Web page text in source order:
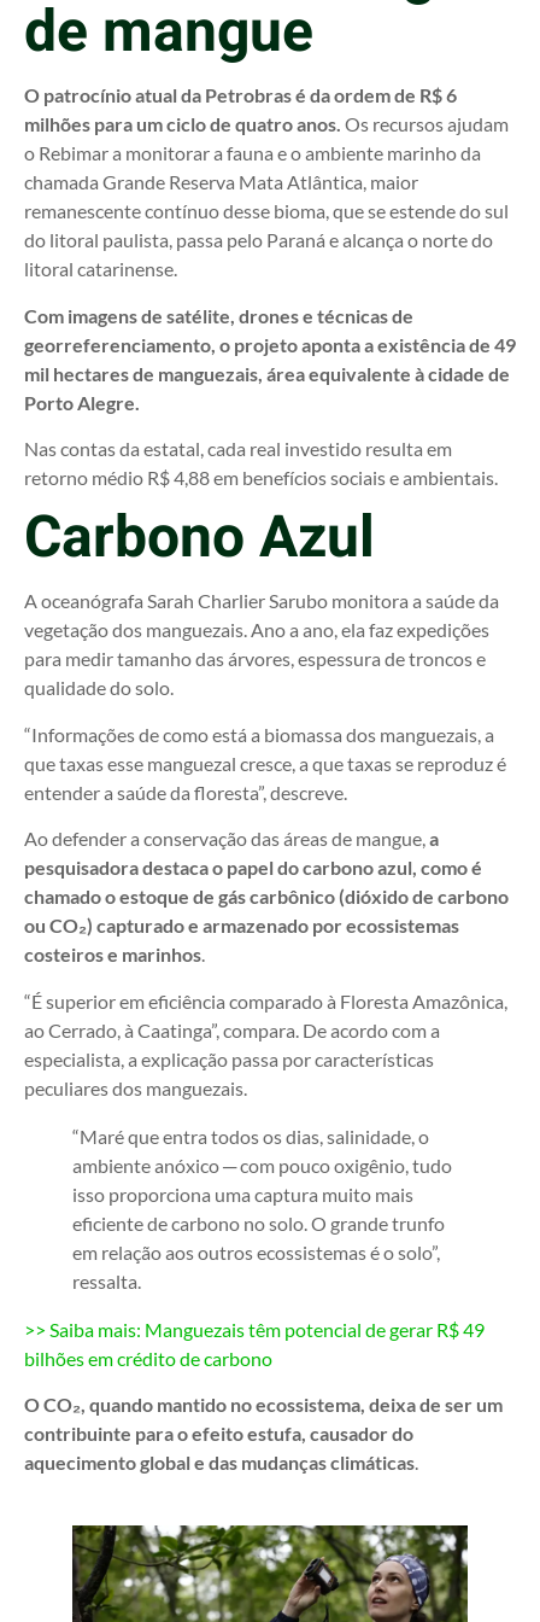
de mangue
O patrocínio atual da Petrobras é da ordem de R$ 6
milhões para um ciclo de quatro anos. Os recursos ajudam
o Rebimar a monitorar a fauna e o ambiente marinho da
chamada Grande Reserva Mata Atlântica, maior
remanescente contínuo desse bioma, que se estende do sul
do litoral paulista, passa pelo Paraná e alcança o norte do
litoral catarinense.
Com imagens de satélite, drones e técnicas de
georreferenciamento, o projeto aponta a existência de 49
mil hectares de manguezais, área equivalente à cidade de
Porto Alegre.
Nas contas da estatal, cada real investido resulta em
retorno médio R$ 4,88 em benefícios sociais e ambientais.
Carbono Azul
A oceanógrafa Sarah Charlier Sarubo monitora a saúde da
vegetação dos manguezais. Ano a ano, ela faz expedições
para medir tamanho das árvores, espessura de troncos e
qualidade do solo.
“Informações de como está a biomassa dos manguezais, a
que taxas esse manguezal cresce, a que taxas se reproduz é
entender a saúde da floresta”, descreve.
Ao defender a conservação das áreas de mangue,a
pesquisadora destaca o papel do carbono azul, como é
chamado o estoque de gás carbônico (dióxido de carbono
ou CO₂) capturado e armazenado por ecossistemas
costeiros e marinhos.
“É superior em eficiência comparado à Floresta Amazônica,
ao Cerrado, à Caatinga”, compara. De acordo com a
especialista, a explicação passa por características
peculiares dos manguezais.
“Maré que entra todos os dias, salinidade, o
ambiente anóxico ─ com pouco oxigênio, tudo
isso proporciona uma captura muito mais
eficiente de carbono no solo. O grande trunfo
em relação aos outros ecossistemas é o solo”,
ressalta.
>> Saiba mais: Manguezais têm potencial de gerar R$ 49
bilhões em crédito de carbono
O CO₂, quando mantido no ecossistema, deixa de ser um
contribuinte para o efeito estufa, causador do
aquecimento global e das mudanças climáticas.